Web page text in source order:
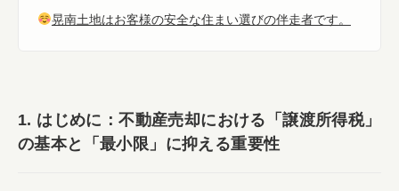
晃南土地はお客様の安全な住まい選びの伴走者です。
1. はじめに：不動産売却における「譲渡所得税」
の基本と「 最小限 」に抑える重要性